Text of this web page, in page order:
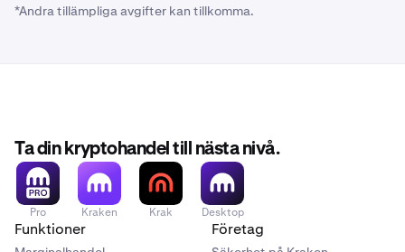
*Andra tillämpliga avgifter kan tillkomma.
Ta din kryptohandel till nästa nivå.
Pro Kraken Krak Desktop
Funktioner Företag